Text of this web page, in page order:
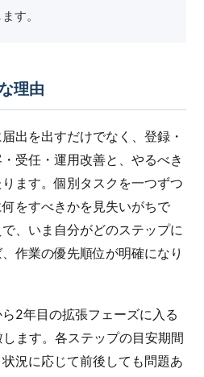
す。
理由
出を出すだけでなく、登録・
受任・運用改善と、やるべき
ます。個別タスクを一つずつ
をすべきかを見失いがちで
、いま自分がどのステップに
作業の優先順位が明確になり
2年目の拡張フェーズに入る
ます。各ステップの目安期間
況に応じて前後しても問題あ